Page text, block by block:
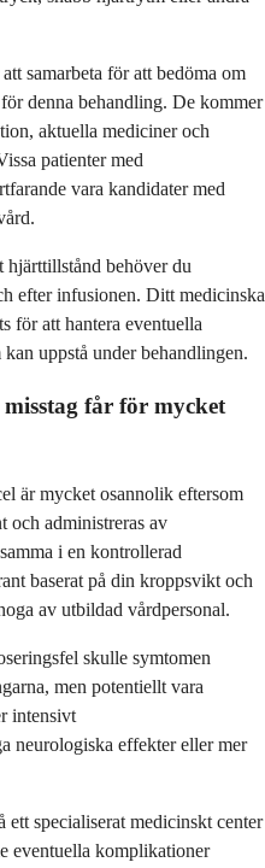
samarbeta för att bedöma om
denna behandling. De kommer
aktuella mediciner och
patienter med
vara kandidater med
hjärttillstånd behöver du
efter infusionen. Ditt medicinska
för att hantera eventuella
uppstå under behandlingen.
får för mycket
är mycket osannolik eftersom
och administreras av
i en kontrollerad
baserat på din kroppsvikt och
av utbildad vårdpersonal.
skulle symtomen
men potentiellt vara
intensivt
neurologiska effekter eller mer
specialiserat medicinskt center
eventuella komplikationer